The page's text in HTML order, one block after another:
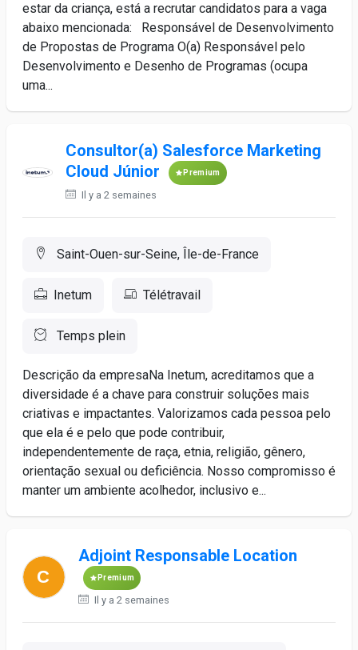
estar da criança, está a recrutar candidatos para a vaga
abaixo mencionada: Responsável de Desenvolvimento
de Propostas de Programa O(a) Responsável pelo
Desenvolvimento e Desenho de Programas (ocupa
uma...
Consultor(a) Salesforce Marketing
Cloud Júnior
Premium
Il y a 2 semaines
Saint-Ouen-sur-Seine, Île-de-France
Inetum Télétravail
Temps plein
Descrição da empresaNa Inetum, acreditamos que a
diversidade é a chave para construir soluções mais
criativas e impactantes. Valorizamos cada pessoa pelo
que ela é e pelo que pode contribuir,
independentemente de raça, etnia, religião, gênero,
orientação sexual ou deficiência. Nosso compromisso é
manter um ambiente acolhedor, inclusivo e...
Adjoint Responsable Location
Premium
Il y a 2 semaines